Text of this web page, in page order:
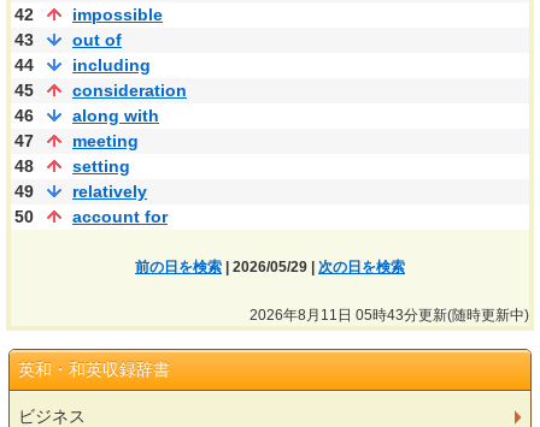
42
impossible
43
out of
44
including
45
consideration
46
along with
47
meeting
48
setting
49
relatively
50
account for
前の日を検索 | 2026/05/29 | 次の日を検索
2026年8月11日 05時43分更新(随時更新中)
英和・和英収録辞書
ビジネス